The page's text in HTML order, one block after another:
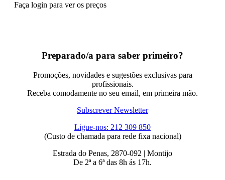
Faça login para ver os preços
Preparado/a para saber primeiro?
Promoções, novidades e sugestões exclusivas para
profissionais.
Receba comodamente no seu email, em primeira mão.
Subscrever Newsletter
Ligue-nos: 212 309 850
(Custo de chamada para rede fixa nacional)
Estrada do Penas, 2870-092 | Montijo
De 2ª a 6ª das 8h ás 17h.